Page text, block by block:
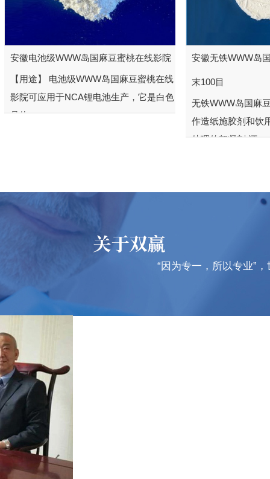
安徽电池级WWW岛国麻豆蜜桃在线影院
【用途】 电池级WWW岛国麻豆蜜桃在线
影院可应用于NCA锂电池生产，它是白色
晶体，...
安徽无铁WWW岛
末100目
无铁WWW岛国麻
作造纸施胶剂和饮
处理的絮凝剂,还...
“因为专一，所以专业”